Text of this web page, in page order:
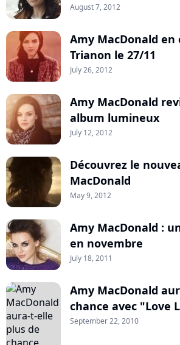
August 7, 2012
Amy MacDonald en
Trianon le 27/11
July 26, 2012
Amy MacDonald
album lumineux
July 12, 2012
Découvrez le
MacDonald
May 9, 2012
Amy MacDonald :
en novembre
July 18, 2011
Amy MacDonald
chance avec "Love
September 22, 2010